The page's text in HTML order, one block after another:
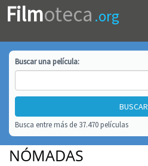
Filmoteca .org
Buscar unapelícula:
Busca entre más de 37.470 películas
NÓMADAS